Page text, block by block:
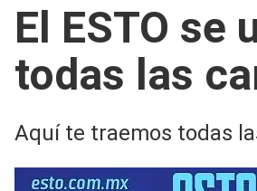
El ESTO se
todas las
Aquí te traemos todas